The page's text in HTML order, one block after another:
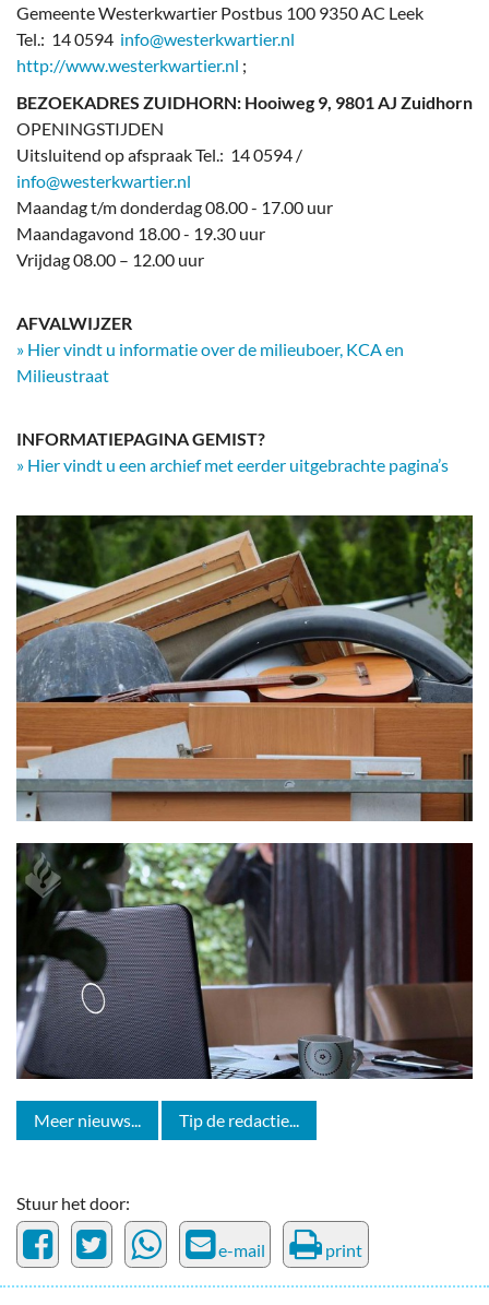
Gemeente Westerkwartier Postbus 100 9350 AC Leek
Tel.: 14 0594 info@westerkwartier.nl
http://www.westerkwartier.nl ;
BEZOEKADRES ZUIDHORN: Hooiweg 9, 9801 AJ Zuidhorn
OPENINGSTIJDEN
Uitsluitend op afspraak Tel.: 14 0594 /
info@westerkwartier.nl
Maandag t/m donderdag 08.00 - 17.00 uur
Maandagavond 18.00 - 19.30 uur
Vrijdag 08.00 – 12.00 uur
AFVALWIJZER
» Hier vindt u informatie over de milieuboer, KCA en
Milieustraat
INFORMATIEPAGINA GEMIST?
» Hier vindt u een archief met eerder uitgebrachte pagina’s
Meer nieuws... Tip de redactie...
Stuur het door:
e-mail print